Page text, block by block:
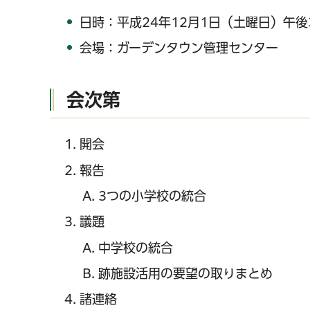
日時：平成24年12月1日（土曜日）午
会場：ガーデンタウン管理センター
会次第
開会
報告
3つの小学校の統合
議題
中学校の統合
跡施設活用の要望の取りまとめ
諸連絡